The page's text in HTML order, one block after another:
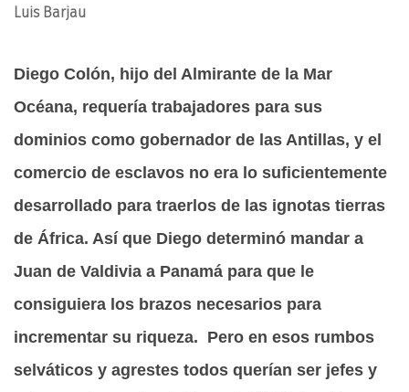
Luis Barjau
Diego Colón, hijo del Almirante de la Mar
Océana, requería trabajadores para sus
dominios como gobernador de las Antillas, y el
comercio de esclavos no era lo suficientemente
desarrollado para traerlos de las ignotas tierras
de África. Así que Diego determinó mandar a
Juan de Valdivia a Panamá para que le
consiguiera los brazos necesarios para
incrementar su riqueza. Pero en esos rumbos
selváticos y agrestes todos querían ser jefes y